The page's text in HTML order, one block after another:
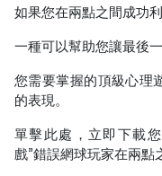
如果您在兩點之間成功
一種可以幫助您讓最後一
您需要掌握的頂級心理
的表現。
單擊此處，立即下載
戲”錯誤網球玩家在兩點